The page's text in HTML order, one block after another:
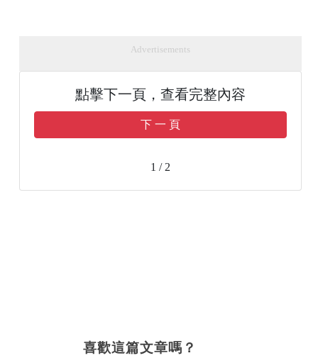
Advertisements
點擊下一頁，查看完整內容
下 一 頁
1 / 2
喜歡這篇文章嗎？